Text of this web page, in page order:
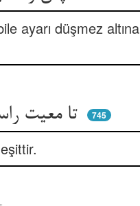
ayarı düşmez altına
745